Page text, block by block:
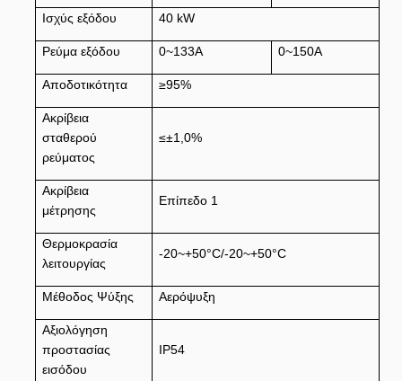
Ισχύς εξόδου 40 kW
Ρεύμα εξόδου 0~133Α 0~150Α
Αποδοτικότητα ≥95%
Ακρίβεια
σταθερού
ρεύματος
≤±1,0%
Ακρίβεια
μέτρησης
Επίπεδο 1
Θερμοκρασία
λειτουργίας
-20~+50°C/-20~+50°C
Μέθοδος Ψύξης Αερόψυξη
Αξιολόγηση
προστασίας
εισόδου
IP54